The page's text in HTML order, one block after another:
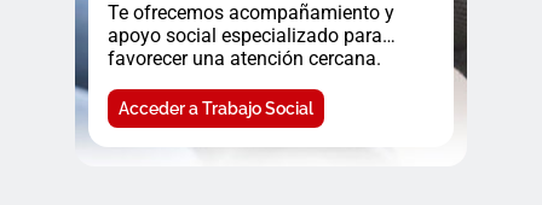
Te ofrecemos acompañamiento y
apoyo social especializado para
favorecer una atención cercana.
Acceder a Trabajo Social